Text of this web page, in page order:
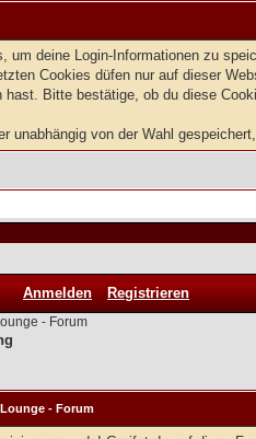
um deine Login-Informationen zu
Cookies düfen nur auf dieser
Bitte bestätige, ob du diese
unabhängig von der Wahl
Anmelden Registrieren
- Forum
- Forum